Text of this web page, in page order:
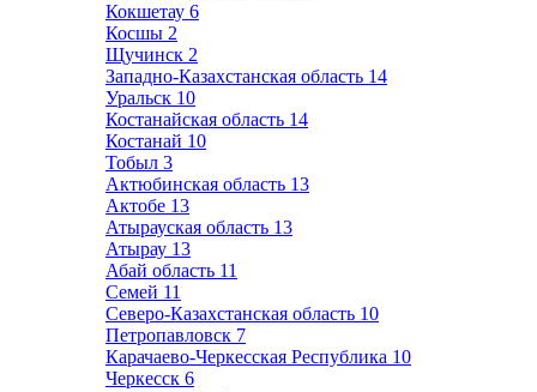
Кокшетау 6
Косшы 2
Щучинск 2
Западно-Казахстанская область 14
Уральск 10
Костанайская область 14
Костанай 10
Тобыл 3
Актюбинская область 13
Актобе 13
Атырауская область 13
Атырау 13
Абай область 11
Семей 11
Северо-Казахстанская область 10
Петропавловск 7
Карачаево-Черкесская Республика 10
Черкесск 6